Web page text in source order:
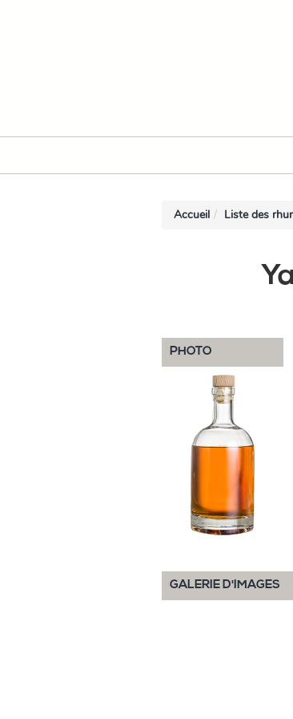
Accueil Liste des
PHOTO
GALERIE D'IMAGES